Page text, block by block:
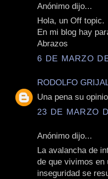
Anónimo dijo...
Hola, un Off topic.
En mi blog hay
Abrazos
6 DE MARZO
RODOLFO
Una pena su
23 DE MARZO
Anónimo dijo...
La avalancha de
de que vivimos
inseguridad se